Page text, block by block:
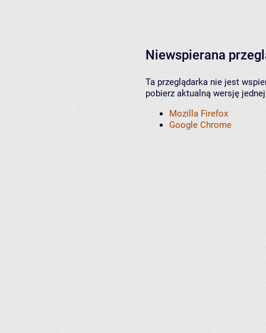
Niewspierana
Ta przeglądarka nie jest
pobierz aktualną wersję
Mozilla Firefox
Google Chrome